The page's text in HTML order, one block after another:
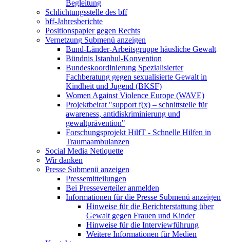
Begleitung
Schlichtungsstelle des bff
bff-Jahresberichte
Positionspapier gegen Rechts
Vernetzung Submenü anzeigen
Bund-Länder-Arbeitsgruppe häusliche Gewalt
Bündnis Istanbul-Konvention
Bundeskoordinierung Spezialisierter
Fachberatung gegen sexualisierte Gewalt in
Kindheit und Jugend (BKSF)
Women Against Violence Europe (WAVE)
Projektbeirat "support f(x) – schnittstelle für
awareness, antidiskriminierung und
gewaltprävention"
Forschungsprojekt HilfT - Schnelle Hilfen in
Traumaambulanzen
Social Media Netiquette
Wir danken
Presse Submenü anzeigen
Pressemitteilungen
Bei Presseverteiler anmelden
Informationen für die Presse Submenü anzeigen
Hinweise für die Berichterstattung über
Gewalt gegen Frauen und Kinder
Hinweise für die Interviewführung
Weitere Informationen für Medien